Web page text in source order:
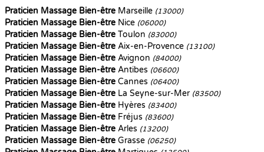
Praticien Massage Bien-être Marseille (13000)
Praticien Massage Bien-être Nice (06000)
Praticien Massage Bien-être Toulon (83000)
Praticien Massage Bien-être Aix-en-Provence (13100)
Praticien Massage Bien-être Avignon (84000)
Praticien Massage Bien-être Antibes (06600)
Praticien Massage Bien-être Cannes (06400)
Praticien Massage Bien-être La Seyne-sur-Mer (83500)
Praticien Massage Bien-être Hyères (83400)
Praticien Massage Bien-être Fréjus (83600)
Praticien Massage Bien-être Arles (13200)
Praticien Massage Bien-être Grasse (06250)